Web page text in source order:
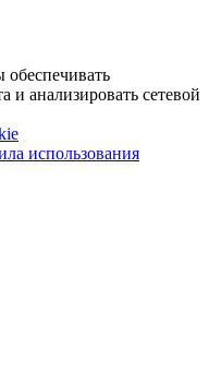
и анализировать сетевой
использования